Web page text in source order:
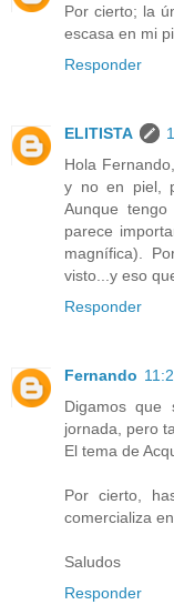
Por cierto; la
escasa en mi
Responder
ELITISTA
Hola
y no en piel,
Aunque
parece
magnífica).
visto...y eso
Responder
Fernando
Digamos que
jornada, pero
El tema de
Por cierto,
comercializa
Saludos
Responder